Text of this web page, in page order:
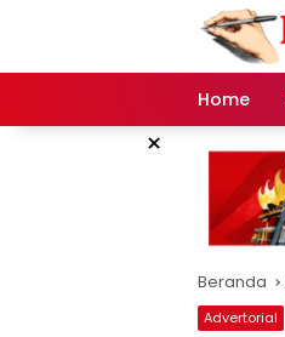
Home
×
Beranda
Advertorial